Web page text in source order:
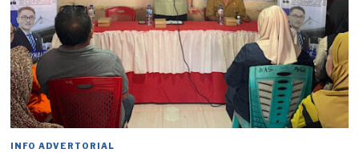
INFO ADVERTORIAL